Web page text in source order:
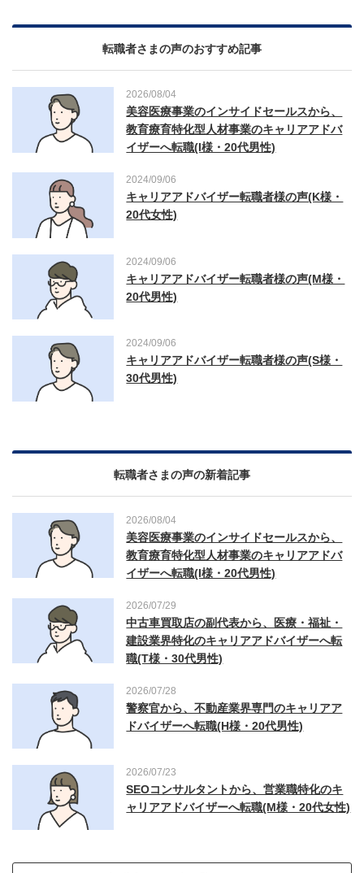
転職者さまの声のおすすめ記事
2026/08/04
美容医療事業のインサイドセールスから、
教育療育特化型人材事業のキャリアアドバ
イザーへ転職(I様・20代男性)
2024/09/06
キャリアアドバイザー転職者様の声(K様・
20代女性)
2024/09/06
キャリアアドバイザー転職者様の声(M様・
20代男性)
2024/09/06
キャリアアドバイザー転職者様の声(S様・
30代男性)
転職者さまの声の新着記事
2026/08/04
美容医療事業のインサイドセールスから、
教育療育特化型人材事業のキャリアアドバ
イザーへ転職(I様・20代男性)
2026/07/29
中古車買取店の副代表から、医療・福祉・
建設業界特化のキャリアアドバイザーへ転
職(T様・30代男性)
2026/07/28
警察官から、不動産業界専門のキャリアア
ドバイザーへ転職(H様・20代男性)
2026/07/23
SEOコンサルタントから、営業職特化のキ
ャリアアドバイザーへ転職(M様・20代女性)